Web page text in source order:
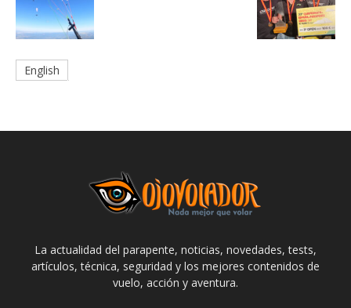
English
La actualidad del parapente, noticias, novedades, tests,
artículos, técnica, seguridad y los mejores contenidos de
vuelo, acción y aventura.